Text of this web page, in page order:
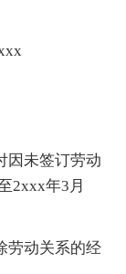
因未签订劳动
2xxx年3月
劳动关系的经